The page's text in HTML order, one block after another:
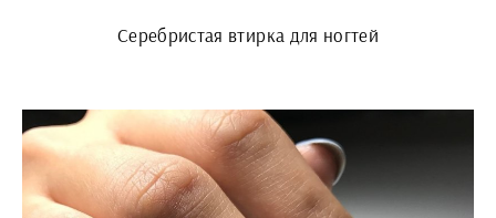
Серебристая втирка для ногтей